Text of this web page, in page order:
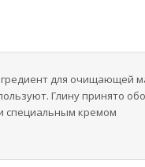
для очищающей
Глину принято
специальным кремом